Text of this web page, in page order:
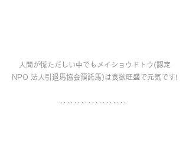
人間が慌ただしい中でもメイショウドトウ(認定
NPO 法人引退馬協会預託馬)は食欲旺盛で元気です!